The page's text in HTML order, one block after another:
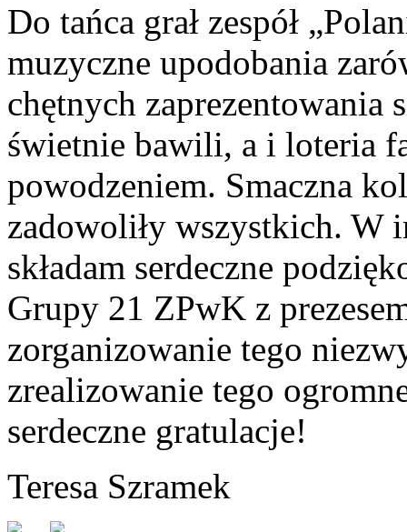
Do tańca grał zespół
muzyczne upodobania
chętnych zaprezentowania
świetnie bawili, a i loteria
powodzeniem. Smaczna
zadowoliły wszystkich. W
składam serdeczne
Grupy 21 ZPwK z
zorganizowanie tego
zrealizowanie tego
serdeczne gratulacje!
Teresa Szramek